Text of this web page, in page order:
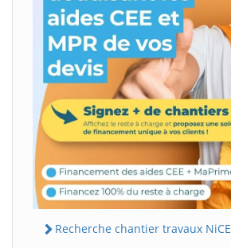
Recherche chantier travaux NiCE